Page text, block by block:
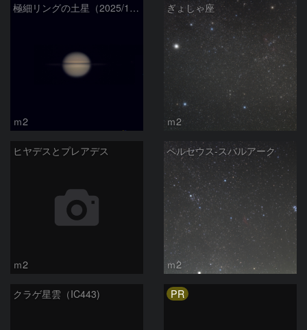
極細リングの土星（2025/11/23)
ｍ2
ぎょしゃ座
ｍ2
ヒヤデスとプレアデス
ｍ2
ペルセウス-スバルアーク
ｍ2
クラゲ星雲（IC443) PR